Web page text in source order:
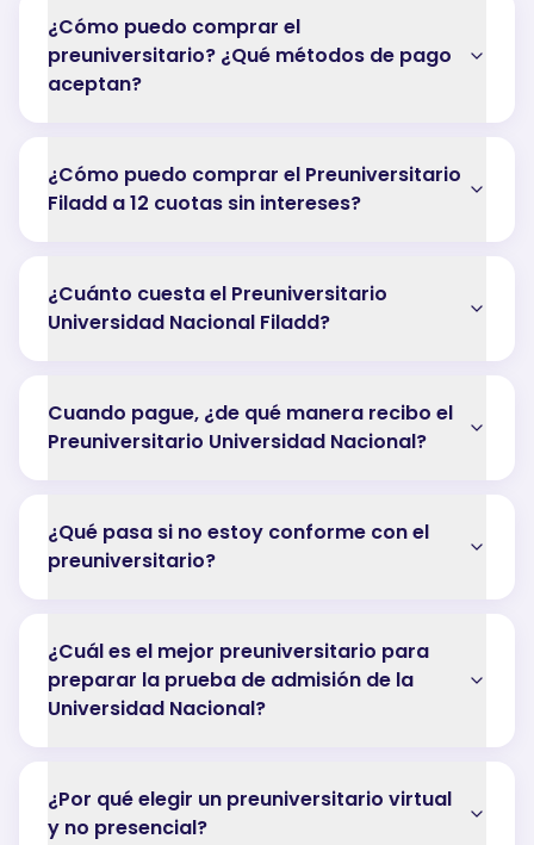
¿Cómo puedo comprar el
preuniversitario? ¿Qué métodos de pago
aceptan?
¿Cómo puedo comprar el Preuniversitario
Filadd a 12 cuotas sin intereses?
¿Cuánto cuesta el Preuniversitario
Universidad Nacional Filadd?
Cuando pague, ¿de qué manera recibo el
Preuniversitario Universidad Nacional?
¿Qué pasa si no estoy conforme con el
preuniversitario?
¿Cuál es el mejor preuniversitario para
preparar la prueba de admisión de la
Universidad Nacional?
¿Por qué elegir un preuniversitario virtual
y no presencial?